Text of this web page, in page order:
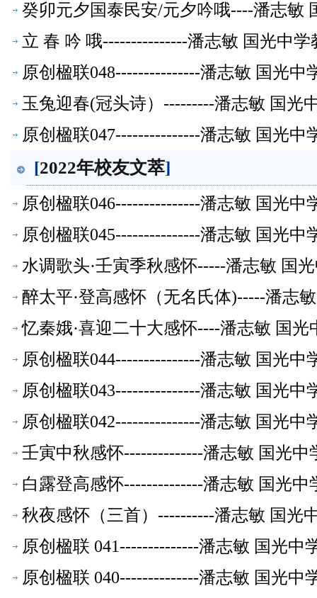
癸卯元夕国泰民安/元夕吟哦----潘志敏
立 春 吟 哦---------------潘志敏 国光中
原创楹联048---------------潘志敏 国光中
玉兔迎春(冠头诗）---------潘志敏 国光
原创楹联047---------------潘志敏 国光中
[2022年校友文萃]
原创楹联046---------------潘志敏 国光中
原创楹联045---------------潘志敏 国光中
水调歌头·壬寅季秋感怀-----潘志敏 国
醉太平·登高感怀（无名氏体)-----潘志
忆秦娥·喜迎二十大感怀----潘志敏 国
原创楹联044---------------潘志敏 国光中
原创楹联043---------------潘志敏 国光中
原创楹联042---------------潘志敏 国光中
壬寅中秋感怀--------------潘志敏 国光中
白露登高感怀--------------潘志敏 国光中
秋夜感怀（三首）----------潘志敏 国光
原创楹联 041--------------潘志敏 国光中
原创楹联 040--------------潘志敏 国光中